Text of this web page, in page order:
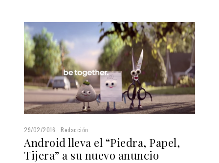
29/02/2016 Redacción
Android lleva el “Piedra, Papel,
Tijera” a su nuevo anuncio